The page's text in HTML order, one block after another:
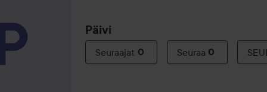
Päivi
Seuraajat 0 Seuraa 0